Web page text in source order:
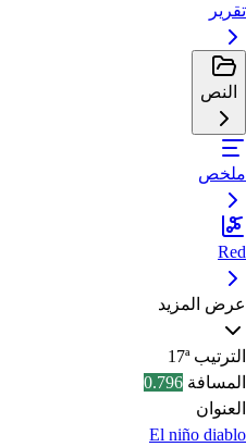
تقرير
النص
ملخص
Red
عرض المزيد
الترتيب 17ª
المسافة 0.796
العنوان
El niño diablo